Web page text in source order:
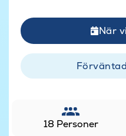
När
18 Personer